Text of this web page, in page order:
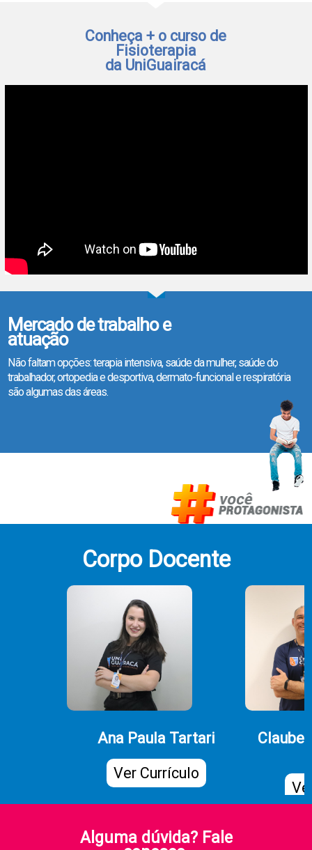
Conheça + o curso de
Fisioterapia
da UniGuairacá
Mercado de trabalho e
atuação
Não faltam opções: terapia intensiva, saúde da mulher, saúde do
trabalhador, ortopedia e desportiva, dermato-funcional e respiratória
são algumas das áreas.
Corpo Docente
Ana Paula Tartari
Ver Currículo
Alguma dúvida? Fale